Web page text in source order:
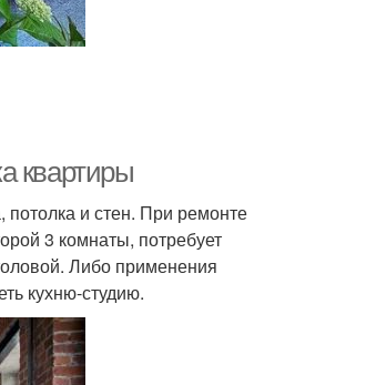
квартиры
потолка и стен. При ремонте
3 комнаты, потребует
Либо применения
кухню-студию.